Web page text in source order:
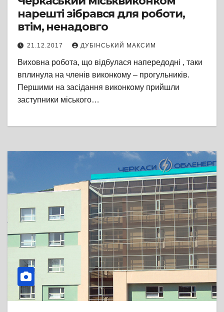
нарешті зібрався для роботи,
втім, ненадовго
21.12.2017 ДУБІНСЬКИЙ МАКСИМ
Виховна робота, що відбулася напередодні , таки
вплинула на членів виконкому – прогульників.
Першими на засідання виконкому прийшли
заступники міського…